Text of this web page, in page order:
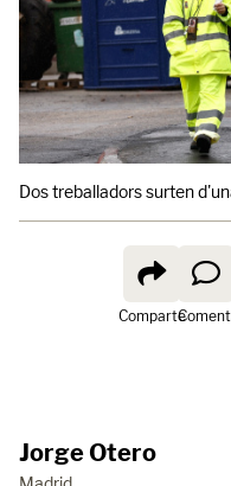
Dos treballadors surten
Comparte
Jorge Otero